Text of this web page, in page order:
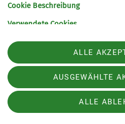
Sektion Wetzlar des Deutschen
Sportparkstraße 3a
35578 Wetzlar
Telefon +4964412000811
Datenschutz
Cookie Beschreibung
Verwendete Cookies
ALLE
AUSGEWÄHLTE
ALLE